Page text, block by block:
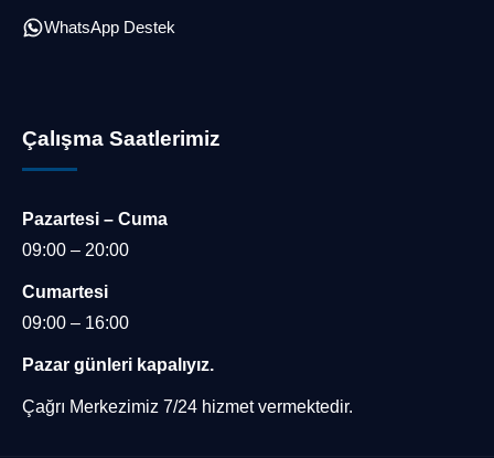
WhatsApp Destek
Çalışma Saatlerimiz
Pazartesi – Cuma
09:00 – 20:00
Cumartesi
09:00 – 16:00
Pazar günleri kapalıyız.
Çağrı Merkezimiz 7/24 hizmet vermektedir.
Müşteri Temsilcisi
Cevap Yaz